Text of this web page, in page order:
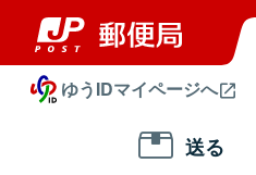
ゆうIDマイページへ
送る